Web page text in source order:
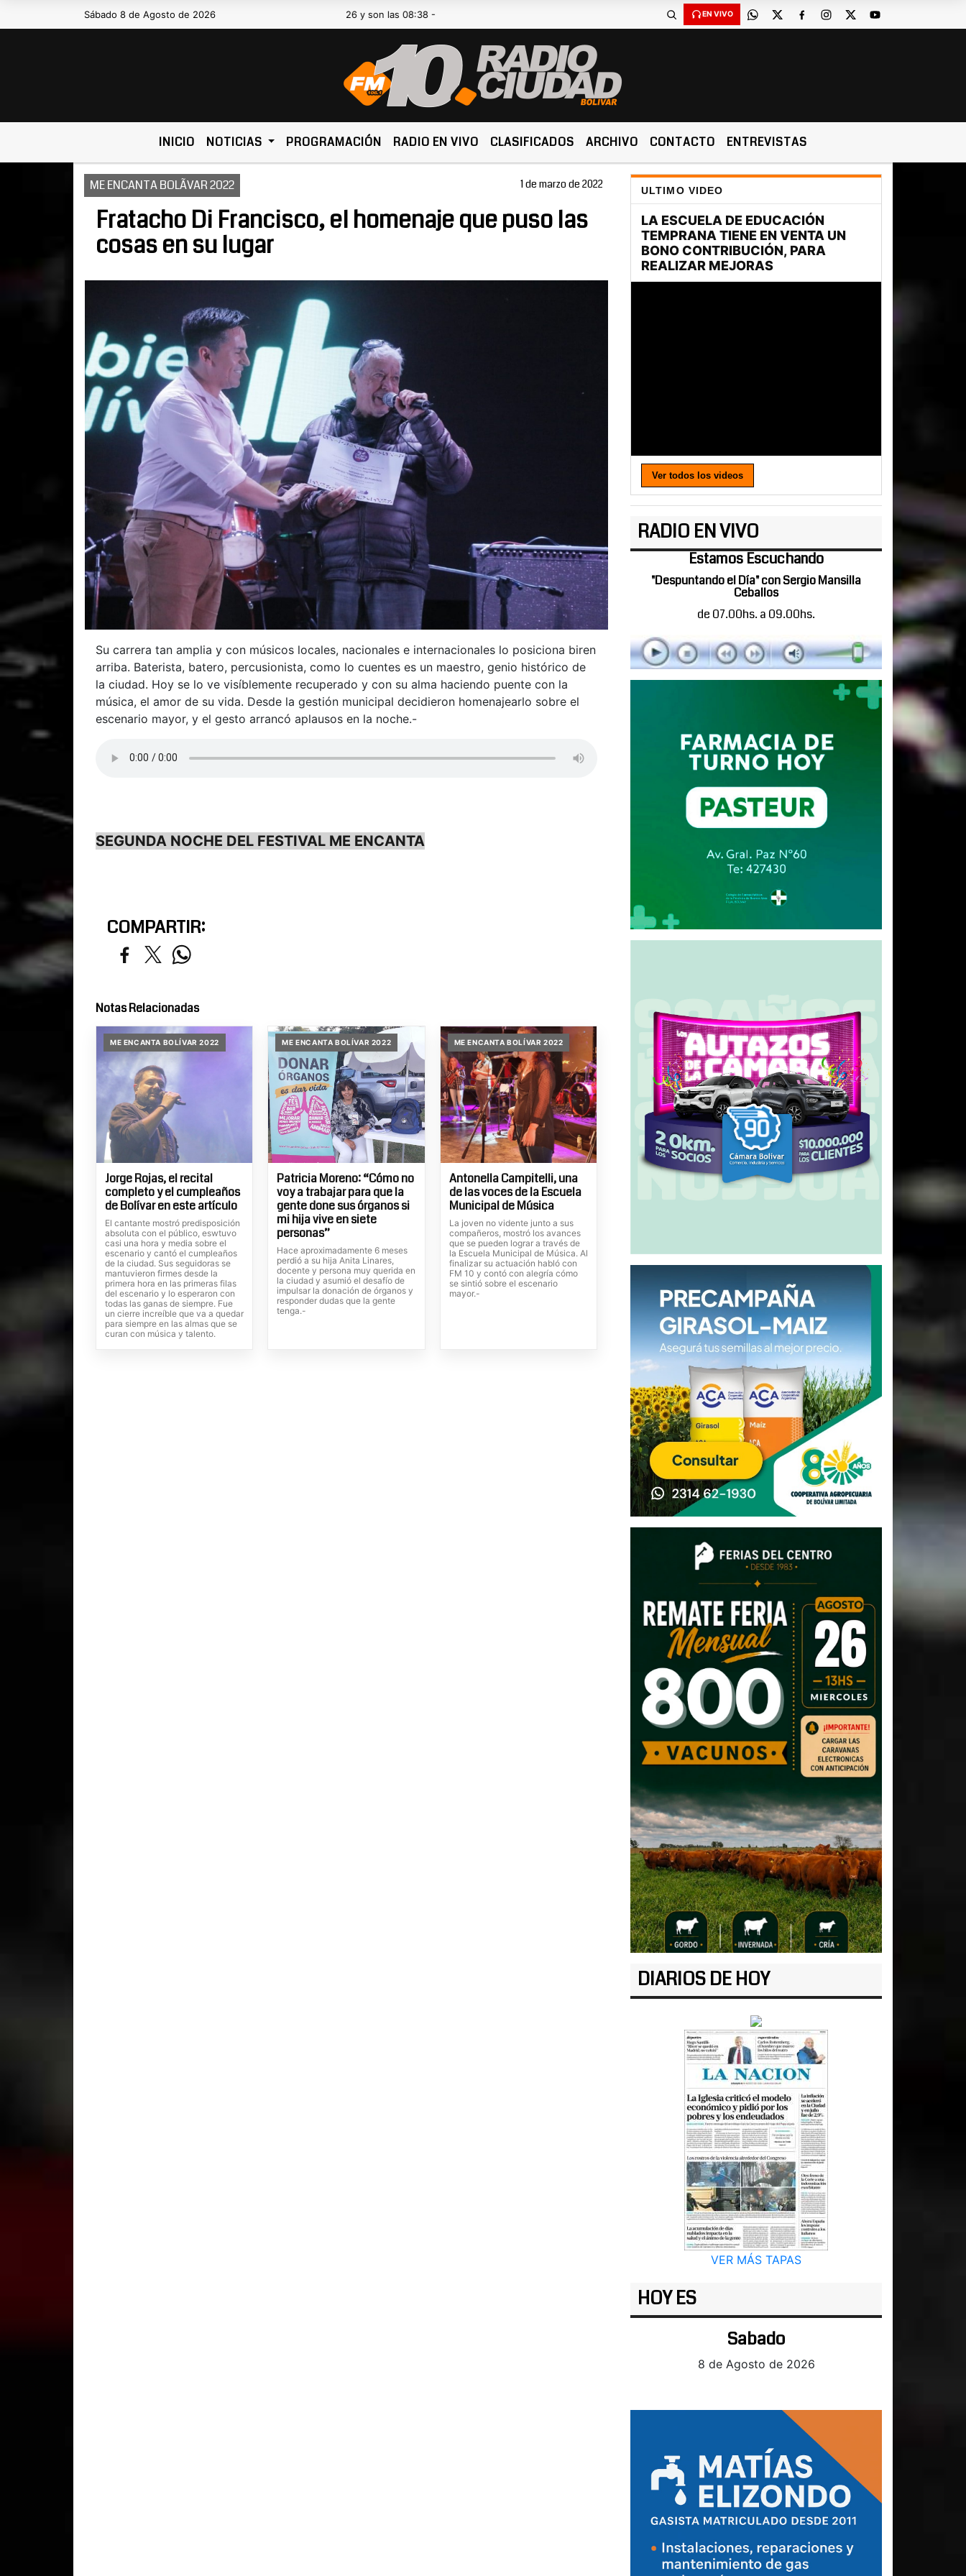
Sábado 8 de Agosto de 2026Hoy es Sábado 8 de Agosto de 2026 y son las 08:38 - EN VIVO
INICIO NOTICIAS PROGRAMACIÓN RADIO EN VIVO CLASIFICADOS ARCHIVO CONTACTO ENTREVISTAS
ME ENCANTA BOLÃVAR 2022 1 de marzo de 2022
Fratacho Di Francisco, el homenaje que puso las
cosas en su lugar
Su carrera tan amplia y con músicos locales, nacionales e internacionales lo posiciona biren
arriba. Baterista, batero, percusionista, como lo cuentes es un maestro, genio histórico de
la ciudad. Hoy se lo ve visíblemente recuperado y con su alma haciendo puente con la
música, el amor de su vida. Desde la gestión municipal decidieron homenajearlo sobre el
escenario mayor, y el gesto arrancó aplausos en la noche.-
SEGUNDA NOCHE DEL FESTIVAL ME ENCANTA
COMPARTIR:
Notas Relacionadas
ME ENCANTA BOLÍVAR 2022
Jorge Rojas, el recital
completo y el cumpleaños
de Bolívar en este artículo
El cantante mostró predisposición
absoluta con el público, eswtuvo
casi una hora y media sobre el
escenario y cantó el cumpleaños
de la ciudad. Sus seguidoras se
mantuvieron firmes desde la
primera hora en las primeras filas
del escenario y lo esperaron con
todas las ganas de siempre. Fue
un cierre increíble que va a quedar
para siempre en las almas que se
curan con música y talento.
ME ENCANTA BOLÍVAR 2022
Patricia Moreno: “Cómo no
voy a trabajar para que la
gente done sus órganos si
mi hija vive en siete
personas”
Hace aproximadamente 6 meses
perdió a su hija Anita Linares,
docente y persona muy querida en
la ciudad y asumió el desafío de
impulsar la donación de órganos y
responder dudas que la gente
tenga.-
ME ENCANTA BOLÍVAR 2022
Antonella Campitelli, una
de las voces de la Escuela
Municipal de Música
La joven no vidente junto a sus
compañeros, mostró los avances
que se pueden lograr a través de
la Escuela Municipal de Música. Al
finalizar su actuación habló con
FM 10 y contó con alegría cómo
se sintió sobre el escenario
mayor.-
ULTIMO VIDEO
Ver todos los videos
RADIO EN VIVO
Estamos Escuchando
"Despuntando el Día" con Sergio Mansilla
Ceballos
de 07.00hs. a 09.00hs.
DIARIOS DE HOY
VER MÁS TAPAS
HOY ES
Sabado
8 de Agosto de 2026